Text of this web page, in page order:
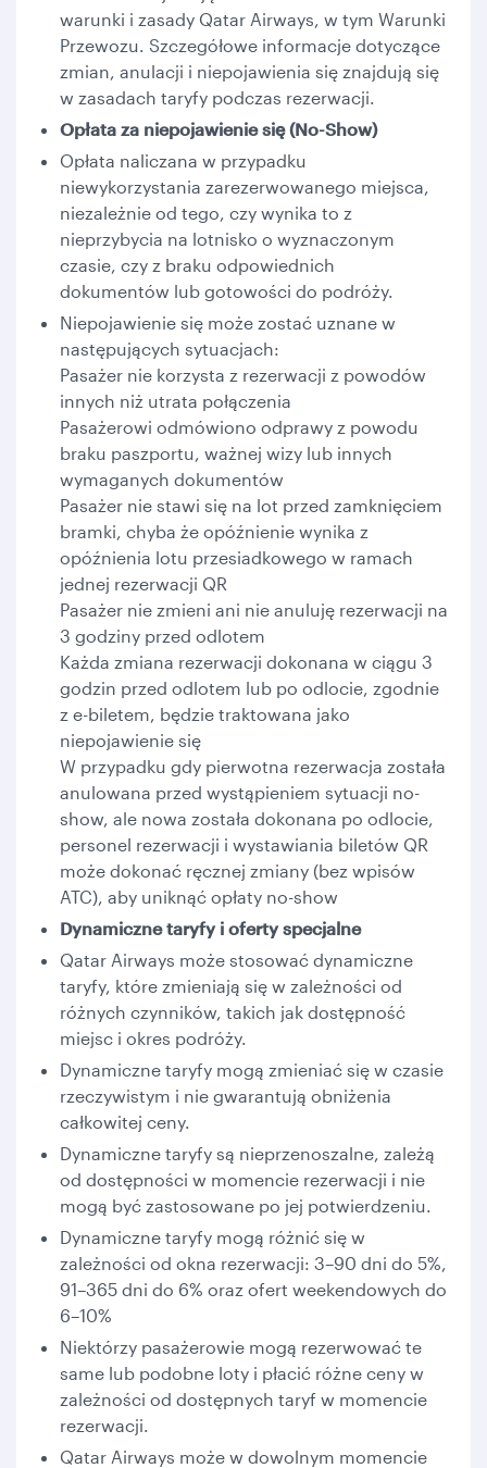
warunki i zasady Qatar Airways, w tym Warunki
Przewozu. Szczegółowe informacje dotyczące
zmian, anulacji i niepojawienia się znajdują się
w zasadach taryfy podczas rezerwacji.
Opłata za niepojawienie się (No-Show)
Opłata naliczana w przypadku
niewykorzystania zarezerwowanego miejsca,
niezależnie od tego, czy wynika to z
nieprzybycia na lotnisko o wyznaczonym
czasie, czy z braku odpowiednich
dokumentów lub gotowości do podróży.
Niepojawienie się może zostać uznane w
następujących sytuacjach:
Pasażer nie korzysta z rezerwacji z powodów
innych niż utrata połączenia
Pasażerowi odmówiono odprawy z powodu
braku paszportu, ważnej wizy lub innych
wymaganych dokumentów
Pasażer nie stawi się na lot przed zamknięciem
bramki, chyba że opóźnienie wynika z
opóźnienia lotu przesiadkowego w ramach
jednej rezerwacji QR
Pasażer nie zmieni ani nie anuluję rezerwacji na
3 godziny przed odlotem
Każda zmiana rezerwacji dokonana w ciągu 3
godzin przed odlotem lub po odlocie, zgodnie
z e-biletem, będzie traktowana jako
niepojawienie się
W przypadku gdy pierwotna rezerwacja została
anulowana przed wystąpieniem sytuacji no-
show, ale nowa została dokonana po odlocie,
personel rezerwacji i wystawiania biletów QR
może dokonać ręcznej zmiany (bez wpisów
ATC), aby uniknąć opłaty no-show
Dynamiczne taryfy i oferty specjalne
Qatar Airways może stosować dynamiczne
taryfy, które zmieniają się w zależności od
różnych czynników, takich jak dostępność
miejsc i okres podróży.
Dynamiczne taryfy mogą zmieniać się w czasie
rzeczywistym i nie gwarantują obniżenia
całkowitej ceny.
Dynamiczne taryfy są nieprzenoszalne, zależą
od dostępności w momencie rezerwacji i nie
mogą być zastosowane po jej potwierdzeniu.
Dynamiczne taryfy mogą różnić się w
zależności od okna rezerwacji: 3–90 dni do 5%,
91–365 dni do 6% oraz ofert weekendowych do
6–10%
Niektórzy pasażerowie mogą rezerwować te
same lub podobne loty i płacić różne ceny w
zależności od dostępnych taryf w momencie
rezerwacji.
Qatar Airways może w dowolnym momencie